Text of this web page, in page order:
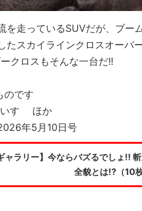
走っているSUVだが、ブー
たスカイラインクロスオーバ
クロスもそんな一台だ!!
のです
すゞ ほか
年5月10日号
ャラリー】今ならバズるでしょ!!
全貌とは!?（10枚